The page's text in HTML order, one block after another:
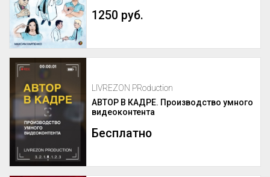
1250 руб.
LIVREZON PRoduction
АВТОР В КАДРЕ. Производство умного
видеоконтента
Бесплатно